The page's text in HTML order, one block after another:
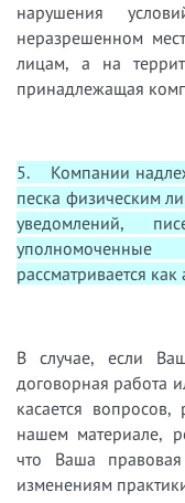
нарушения
неразрешенном
лицам, а на
принадлежащая
5. Компании
песка физическим
уведомлений,
уполномоченные
рассматривается
В случае, если
договорная работа
касается
нашем материале,
что Ваша правовая
изменениям